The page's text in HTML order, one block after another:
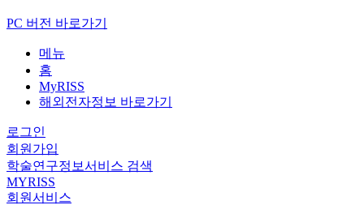
PC 버전 바로가기
메뉴
홈
MyRISS
해외전자정보 바로가기
로그인
회원가입
학술연구정보서비스 검색
MYRISS
회원서비스